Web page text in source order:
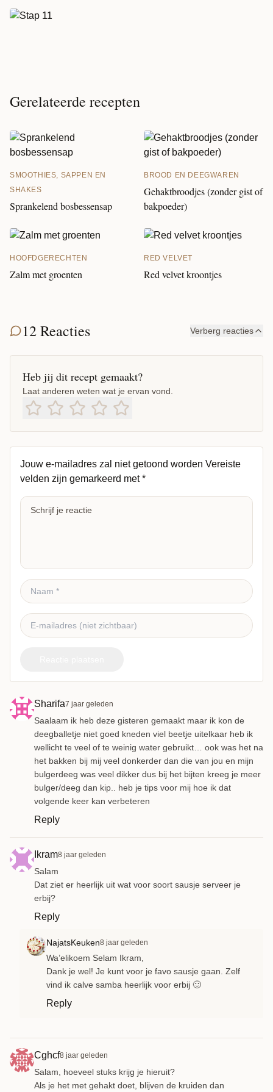
Gerelateerde recepten
SMOOTHIES, SAPPEN EN
SHAKES
Sprankelend bosbessensap
BROOD EN DEEGWAREN
Gehaktbroodjes (zonder gist of
bakpoeder)
HOOFDGERECHTEN
Zalm met groenten
RED VELVET
Red velvet kroontjes
12 Reacties Verberg reacties
Heb jij dit recept gemaakt?
Laat anderen weten wat je ervan vond.
Jouw e-mailadres zal niet getoond worden Vereiste
velden zijn gemarkeerd met*
Sharifa7 jaar geleden
Saalaam ik heb deze gisteren gemaakt maar ik kon de
deegballetje niet goed kneden viel beetje uitelkaar heb ik
wellicht te veel of te weinig water gebruikt… ook was het na
het bakken bij mij veel donkerder dan die van jou en mijn
bulgerdeeg was veel dikker dus bij het bijten kreeg je meer
bulger/deeg dan kip.. heb je tips voor mij hoe ik dat
volgende keer kan verbeteren
Reply
Ikram8 jaar geleden
Salam
Dat ziet er heerlijk uit wat voor soort sausje serveer je
erbij?
Reply
NajatsKeuken8 jaar geleden
Wa’elikoem Selam Ikram,
Dank je wel! Je kunt voor je favo sausje gaan. Zelf
vind ik calve samba heerlijk voor erbij 🙂
Reply
Cghcf8 jaar geleden
Salam, hoeveel stuks krijg je hieruit?
Als je het met gehakt doet, blijven de kruiden dan